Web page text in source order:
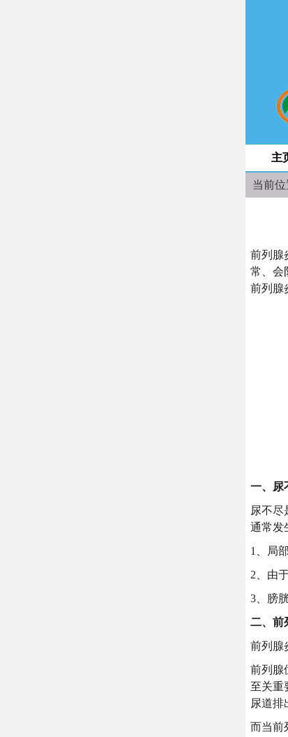
主
当前位
前列腺
常、会
前列腺
一、尿
尿不尽
通常发
1、局
2、由
3、膀
二、前
前列腺
前列腺
至关重
尿道排
而当前